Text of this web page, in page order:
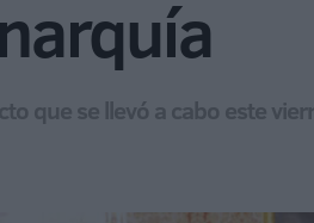
que se llevó a cabo este